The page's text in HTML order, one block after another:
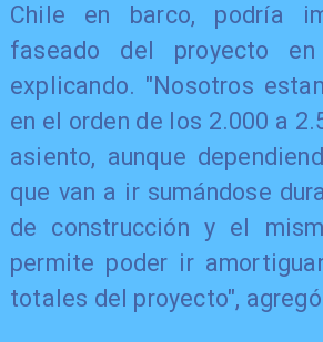
Chile en barco, podría
faseado del proyecto
explicando. "Nosotros
en el orden de los 2.000 a
asiento, aunque
que van a ir sumándose
de construcción y el
permite poder ir
totales del proyecto",